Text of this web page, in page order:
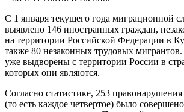
С 1 января текущего года миграционной
выявлено 146 иностранных граждан,
на территории Российской Федерации в
также 80 незаконных трудовых
уже выдворены с территории России в
которых они являются.
Согласно статистике, 253
(то есть каждое четвертое) было